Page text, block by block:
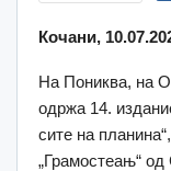
Кочани,
На Пониква, на
одржа 14.
сите на
„Грамостеањ“ од